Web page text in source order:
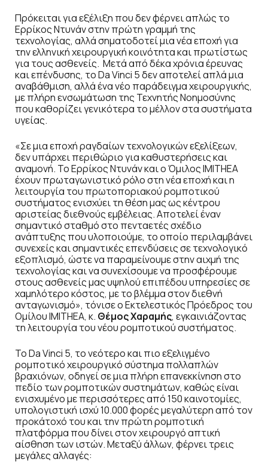
Πρόκειται για εξέλιξη που δεν φέρνει απλώς το
Ερρίκος Ντυνάν στην πρώτη γραμμή της
τεχνολογίας, αλλά σηματοδοτεί μια νέα εποχή για
την ελληνική χειρουργική κοινότητα και πρωτίστως
για τους ασθενείς. Μετά από δέκα χρόνια έρευνας
και επένδυσης, το Da Vinci 5 δεν αποτελεί απλά μια
αναβάθμιση, αλλά ένα νέο παράδειγμα χειρουργικής,
με πλήρη ενσωμάτωση της Τεχνητής Νοημοσύνης
που καθορίζει γενικότερα το μέλλον στα συστήματα
υγείας.
«Σε μια εποχή ραγδαίων τεχνολογικών εξελίξεων,
δεν υπάρχει περιθώριο για καθυστερήσεις και
αναμονή. Το Ερρίκος Ντυνάν και ο Όμιλος IMITHEA
έχουν πρωταγωνιστικό ρόλο στη νέα εποχή και η
λειτουργία του πρωτοποριακού ρομποτικού
συστήματος ενισχύει τη θέση μας ως κέντρου
αριστείας διεθνούς εμβέλειας. Αποτελεί έναν
σημαντικό σταθμό στο πενταετές σχέδιο
ανάπτυξης που υλοποιούμε, το οποίο περιλαμβάνει
συνεχείς και σημαντικές επενδύσεις σε τεχνολογικό
εξοπλισμό, ώστε να παραμείνουμε στην αιχμή της
τεχνολογίας και να συνεχίσουμε να προσφέρουμε
στους ασθενείς μας υψηλού επιπέδου υπηρεσίες σε
χαμηλότερο κόστος, με το βλέμμα στον διεθνή
ανταγωνισμό», τόνισε ο Εκτελεστικός Πρόεδρος του
Ομίλου IMITHEA, κ. Θέμος Χαραμής, εγκαινιάζοντας
τη λειτουργία του νέου ρομποτικού συστήματος.
Το Da Vinci 5, το νεότερο και πιο εξελιγμένο
ρομποτικό χειρουργικό σύστημα πολλαπλών
βραχιόνων, οδηγεί σε μια πλήρη επανεκκίνηση στο
πεδίο των ρομποτικών συστημάτων, καθώς είναι
ενισχυμένο με περισσότερες από 150 καινοτομίες,
υπολογιστική ισχύ 10.000 φορές μεγαλύτερη από τον
προκάτοχό του και την πρώτη ρομποτική
πλατφόρμα που δίνει στον χειρουργό απτική
αίσθηση των ιστών. Μεταξύ άλλων, φέρνει τρεις
μεγάλες αλλαγές: